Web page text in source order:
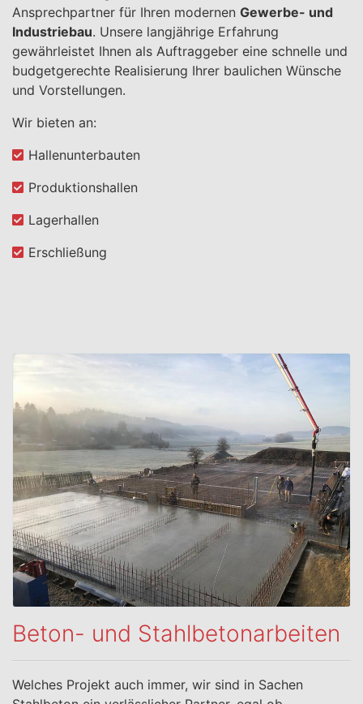
Ansprechpartner für Ihren modernen Gewerbe- und
Industriebau. Unsere langjährige Erfahrung
gewährleistet Ihnen als Auftraggeber eine schnelle und
budgetgerechte Realisierung Ihrer baulichen Wünsche
und Vorstellungen.
Wir bieten an:
Hallenunterbauten
Produktionshallen
Lagerhallen
Erschließung
Beton- und Stahlbetonarbeiten
Welches Projekt auch immer, wir sind in Sachen